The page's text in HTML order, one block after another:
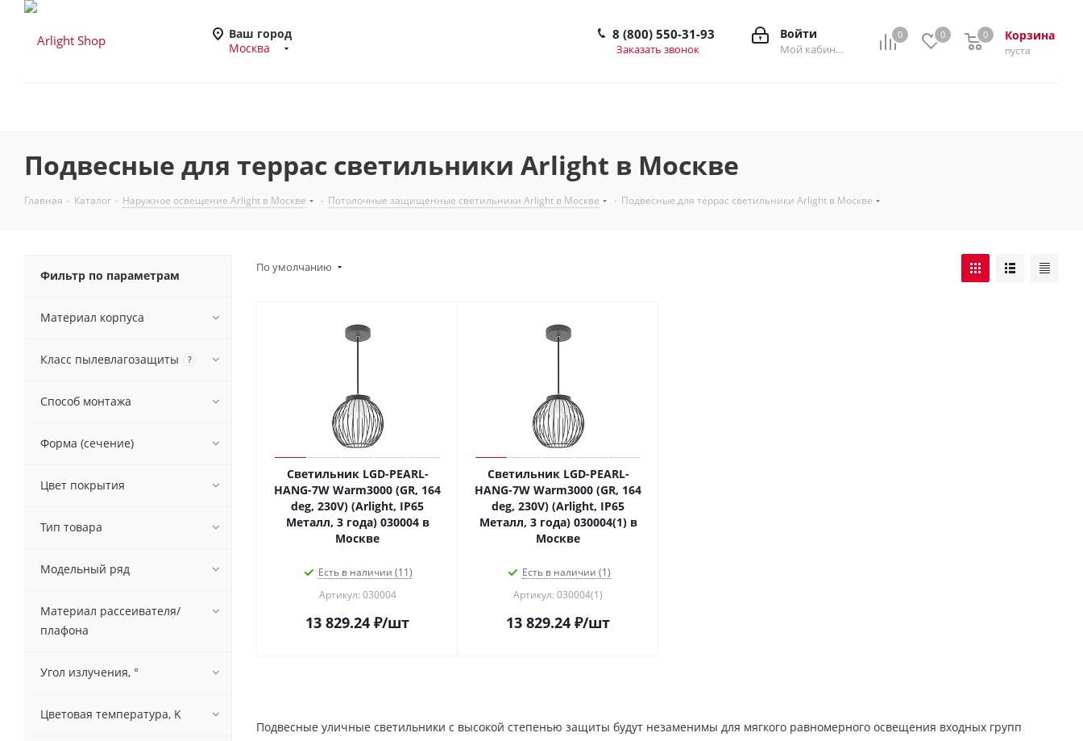
Ваш город
Москва
0 0 Корзина
0
пуста
0
Войти
Мой кабинет
8 (800) 550-31-93
Заказать звонок
Подвесные для террас светильники Arlight в Москве
Главная - Каталог - Наружное освещение Arlight в Москве - Потолочные защищенные светильники Arlight в Москве - Подвесные для террас светильники Arlight в Москве
По умолчанию
Светильник LGD-PEARL-
HANG-7W Warm3000 (GR, 164
deg, 230V) (Arlight, IP65
Металл, 3 года) 030004 в
Москве
Есть в наличии (11)
Артикул: 030004
13 829.24 ₽/шт
Светильник LGD-PEARL-
HANG-7W Warm3000 (GR, 164
deg, 230V) (Arlight, IP65
Металл, 3 года) 030004(1) в
Москве
Есть в наличии (1)
Артикул: 030004(1)
13 829.24 ₽/шт
Подвесные уличные светильники с высокой степенью защиты будут незаменимы для мягкого равномерного освещения входных групп
Фильтр по параметрам
Материал корпуса
Класс пылевлагозащиты ?
Способ монтажа
Форма (сечение)
Цвет покрытия
Тип товара
Модельный ряд
Материал рассеивателя/
плафона
Угол излучения, °
Цветовая температура, K